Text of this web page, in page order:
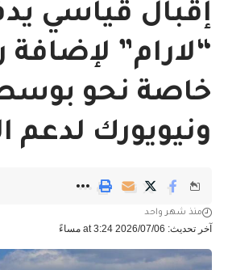
إقبال قياسي
“لارام” لإضافة
خاصة نحو
ونيويورك لدعم
آخر تحديث: 2026/07/06 at 3:24 مساءً
منذ شهر واحد